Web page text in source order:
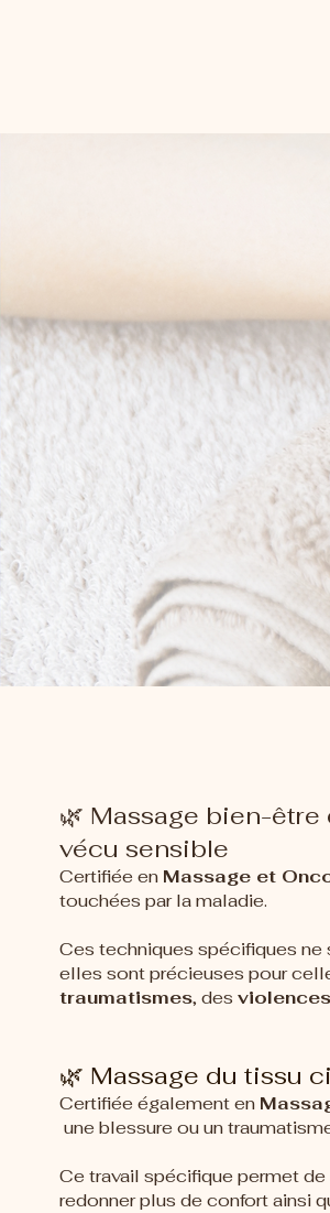
🌿 Massage bien-
vécu sensible
Certifiée en Massage et
touchées par la maladie.
Ces techniques spécifiques ne
elles sont précieuses pour
traumatismes, des violences
🌿 Massage du tissu
Certifiée également en
une blessure ou un
Ce travail spécifique permet
redonner plus de confort ainsi